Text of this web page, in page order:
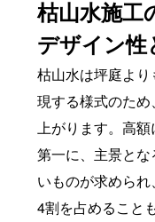
枯山水施工
デザイン性
枯山水は坪庭よ
現する様式のた
上がります。高額
第一に、主景と
いものが求めら
4割を占めること